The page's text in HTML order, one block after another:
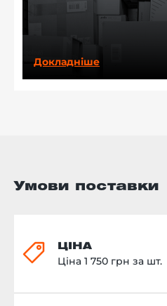
Докладніше
Умови поставки
ЦІНА
Ціна 1 750 грн за шт.